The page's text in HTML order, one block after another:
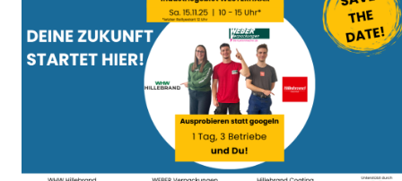
Curso de primeros auxilios